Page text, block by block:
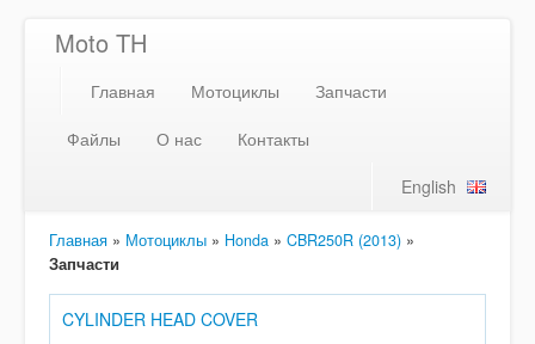
Moto TH
Главная Мотоциклы
Запчасти
Файлы
О нас
Контакты
English
Главная » Мотоциклы » Honda » CBR250R (2013) »
Запчасти
CYLINDER HEAD COVER